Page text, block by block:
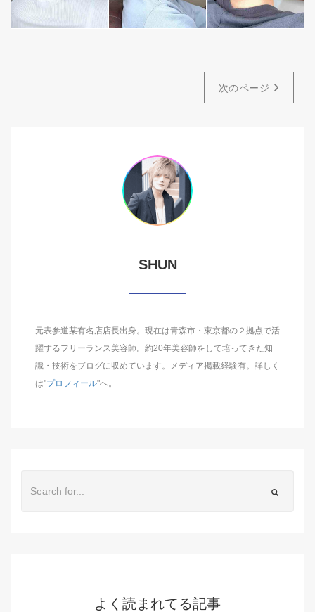
次のページ
SHUN
元表参道某有名店店長出身。現在は青森市・東京都の２拠点で活
躍するフリーランス美容師。約20年美容師をして培ってきた知
識・技術をブログに収めています。メディア掲載経験有。詳しく
は"プロフィール"へ。
よく読まれてる記事